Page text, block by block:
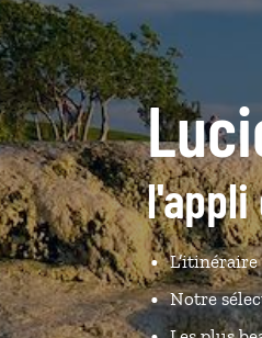
l'appli
Notre